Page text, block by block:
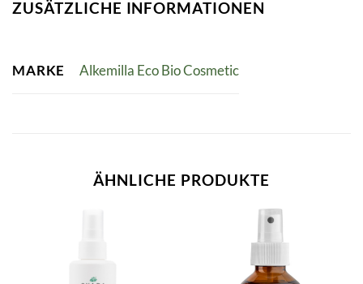
ZUSÄTZLICHE INFORMATIONEN
MARKE Alkemilla Eco Bio Cosmetic
ÄHNLICHE PRODUKTE